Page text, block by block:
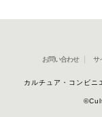
お問い合わせ サ
カルチュア・コンビ